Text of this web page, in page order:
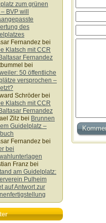
zum grünen
BVP will
des
Fernandez bei
Klatsch mit CCR
Fernandez
bei
50 öffentliche
versprochen –
Schröder bei
Klatsch mit CCR
Fernandez
Zilz bei Brunnen
Guidelplatz –
Fernandez bei
bei
Franz bei
am Guidelplatz:
Pulheim
auf Antwort zur